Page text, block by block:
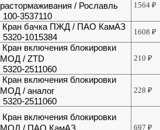
растормаживания / Рославль
100-3537110
1564₽
Кран бачка ПЖД / ПАО КамАЗ
5320-1015384
1608₽
Кран включения блокировки
МОД / ZTD
5320-2511060
210₽
Кран включения блокировки
МОД / аналог
5320-2511060
228₽
Кран включения блокировки
МОД / ПАО КамАЗ
697₽